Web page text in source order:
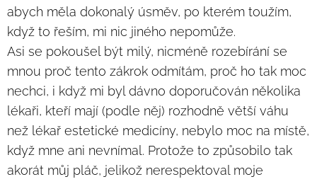
abych měla dokonalý úsměv, po kterém toužím,
když to řeším, mi nic jiného nepomůže.
Asi se pokoušel být milý, nicméně rozebírání se
mnou proč tento zákrok odmítám, proč ho tak moc
nechci, i když mi byl dávno doporučován několika
lékaři, kteří mají (podle něj) rozhodně větší váhu
než lékař estetické medicíny, nebylo moc na místě,
když mne ani nevnímal. Protože to způsobilo tak
akorát můj pláč, jelikož nerespektoval moje